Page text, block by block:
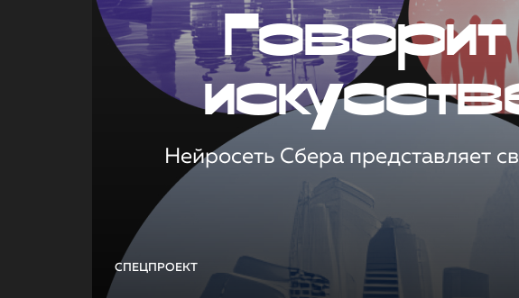
СПЕЦПРОЕКТ
Нейросеть Сбера представляет